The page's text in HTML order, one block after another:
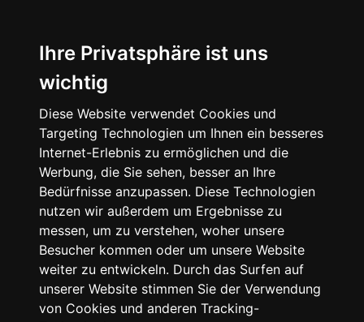
Ihre Privatsphäre ist uns
wichtig
Diese Website verwendet Cookies und
Targeting Technologien um Ihnen ein besseres
Internet-Erlebnis zu ermöglichen und die
Werbung, die Sie sehen, besser an Ihre
Bedürfnisse anzupassen. Diese Technologien
nutzen wir außerdem um Ergebnisse zu
messen, um zu verstehen, woher unsere
Besucher kommen oder um unsere Website
weiter zu entwickeln. Durch das Surfen auf
unserer Website stimmen Sie der Verwendung
von Cookies und anderen Tracking-